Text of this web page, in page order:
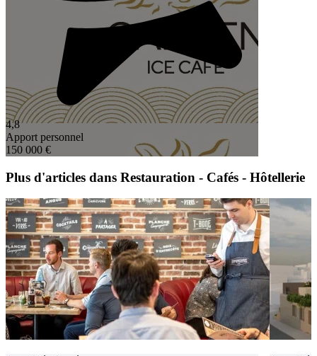
4,8
Apport personnel
150 000 €
Plus d'articles dans Restauration - Cafés - Hôtellerie